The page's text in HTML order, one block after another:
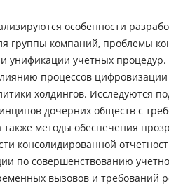
особенности
группы компаний, проблемы
и унификации учетных
процессов
холдингов. Исследуются
дочерних обществ с
также методы обеспечения
консолидированной
по совершенствованию
вызовов и требований